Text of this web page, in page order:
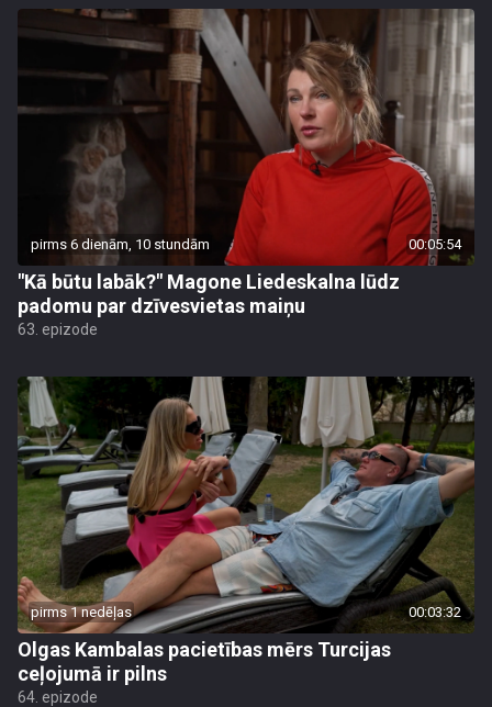
pirms 6 dienām, 10 stundām 00:05:54
"Kā būtu labāk?" Magone Liedeskalna lūdz
padomu par dzīvesvietas maiņu
63. epizode
pirms 1 nedēļas 00:03:32
Olgas Kambalas pacietības mērs Turcijas
ceļojumā ir pilns
64. epizode